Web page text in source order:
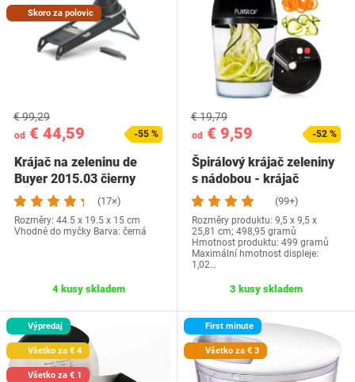
Skoro za polovic
od € 44,59
€ 99,29
-55 %
Krájač na zeleninu de
Buyer 2015.03 čierny
(17×)
Rozměry: 44.5 x 19.5 x 15 cm
Vhodné do myčky Barva: černá
4 kusy skladem
od € 9,59
€ 19,79
-52 %
Špirálový krájač zeleniny
s nádobou - krájač
zeleniny…
(99+)
Rozměry produktu: 9,5 x 9,5 x
25,81 cm; 498,95 gramů
Hmotnost produktu: 499 gramů
Maximální hmotnost displeje:
1,02…
3 kusy skladem
Výpredaj
Všetko za € 4
Všetko za € 1
First minute
Všetko za € 3